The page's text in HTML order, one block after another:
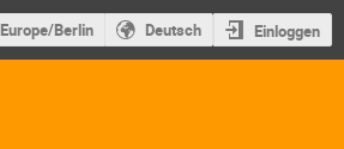
Europe/Berlin Deutsch Einloggen